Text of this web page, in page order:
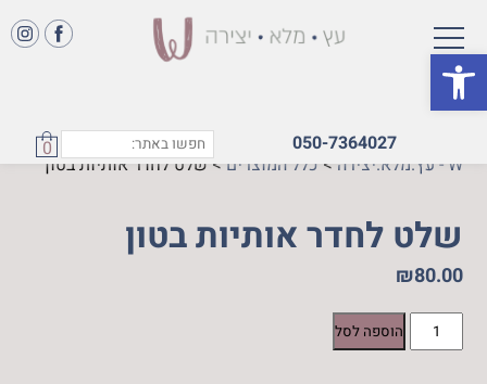
פתח סרגל נגישות
050-7364027
0
W - עץ.מלא.יצירה >כלל המוצרים>שלט לחדר אותיות בטון
שלט לחדר אותיות בטון
₪80.00
כמות
של
הוספה לסל